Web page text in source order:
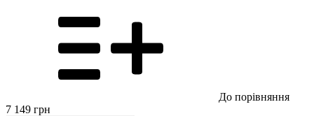
До порівняння
7 149 грн